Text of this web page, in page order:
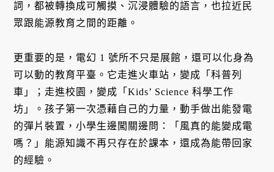
詞，都被轉換成可觸摸、沉浸體驗的語言，也拉近民
眾跟能源教育之間的距離。
更重要的是，電幻 1 號所不只是展館，還可以化身為
可以動的教育平臺。它走進火車站，變成「科普列
車」；走進校園，變成「Kids’ Science 科學工作
坊」。孩子第一次憑藉自己的力量，動手做出能發電
的彈片裝置，小學生邊闖關邊問：「風真的能變成電
嗎？」能源知識不再只存在於課本，還成為能帶回家
的經驗。